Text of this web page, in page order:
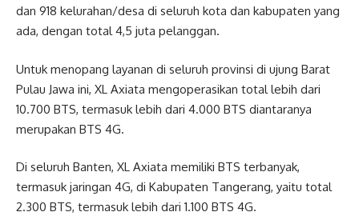
dan 918 kelurahan/desa di seluruh kota dan kabupaten yang
ada, dengan total 4,5 juta pelanggan.
Untuk menopang layanan di seluruh provinsi di ujung Barat
Pulau Jawa ini, XL Axiata mengoperasikan total lebih dari
10.700 BTS, termasuk lebih dari 4.000 BTS diantaranya
merupakan BTS 4G.
Di seluruh Banten, XL Axiata memiliki BTS terbanyak,
termasuk jaringan 4G, di Kabupaten Tangerang, yaitu total
2.300 BTS, termasuk lebih dari 1.100 BTS 4G.